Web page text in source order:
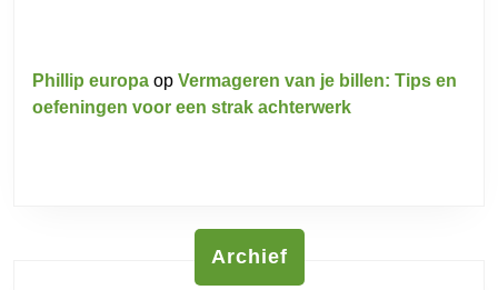
Phillip europa op Vermageren van je billen: Tips en
oefeningen voor een strak achterwerk
Archief